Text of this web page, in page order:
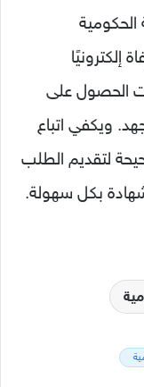
الحكومية
إلكترونيًا
الحصول على
ويكفي اتباع
لتقديم الطلب
بكل سهولة.